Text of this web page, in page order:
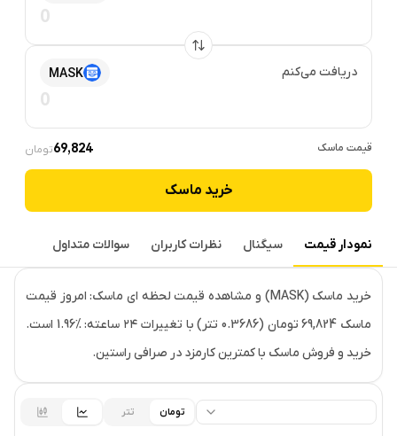
دریافت می‌کنم MASK
قیمت ماسک 69,824تومان
خرید ماسک
نمودار قیمت سیگنال نظرات کاربران سوالات متداول
قیمت لحظه‌ایماسک
خرید ماسک (MASK) و مشاهده قیمت لحظه ای ماسک: امروز قیمت
ماسک 69,824 تومان (0.3686 تتر) با تغییرات ۲۴ ساعته: ‎1.96% است.
خرید و فروش ماسک با کمترین کارمزد در صرافی راستین.
تومان تتر